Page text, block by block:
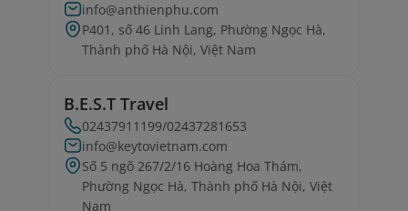
info@anthienphu.com
P401, số 46 Linh Lang, Phường Ngọc Hà,
Thành phố Hà Nội, Việt Nam
B.E.S.T Travel
02437911199/02437281653
info@keytovietnam.com
Số 5 ngõ 267/2/16 Hoàng Hoa Thám,
Phường Ngọc Hà, Thành phố Hà Nội, Việt
Nam